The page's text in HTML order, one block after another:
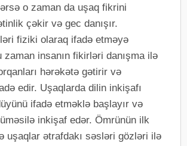
o zaman da uşaq fikrini
çəkir və gec danışır.
fiziki olaraq ifadə etməyə
zaman insanın fikirləri danışma ilə
hərəkətə gətirir və
edir. Uşaqlarda dilin inkişafı
ifadə etməklə başlayır və
inkişaf edər. Ömrünün ilk
uşaqlar ətrafdakı səsləri gözləri ilə